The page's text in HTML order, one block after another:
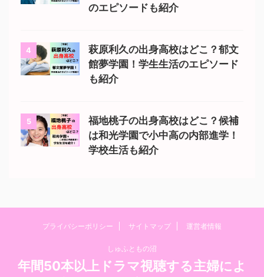
のエピソードも紹介
4
萩原利久の出身高校はどこ？郁文
館夢学園！学生生活のエピソード
も紹介
5
福地桃子の出身高校はどこ？候補
は和光学園で小中高の内部進学！
学校生活も紹介
プライバシーポリシー サイトマップ 運営者情報
しゅふともの沼
年間50本以上ドラマ視聴する主婦によ